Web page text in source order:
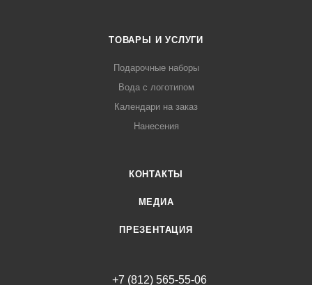
ТОВАРЫ И УСЛУГИ
Подарочные наборы
Вода с логотипом
Календари на заказ
Нанесения
КОНТАКТЫ
МЕДИА
ПРЕЗЕНТАЦИЯ
+7 (812) 565-55-06